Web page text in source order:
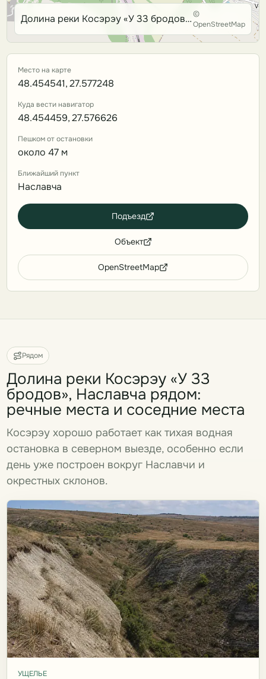
Долина реки Косэрэу «У 33 бродов», Наславча©
OpenStreetMap
Место на карте
48.454541, 27.577248
Куда вести навигатор
48.454459, 27.576626
Пешком от остановки
около 47 м
Ближайший пункт
Наславча
Подъезд
Объект
OpenStreetMap
Рядом
Долина реки Косэрэу «У 33
бродов», Наславча рядом:
речные места и соседние места
Косэрэу хорошо работает как тихая водная
остановка в северном выезде, особенно если
день уже построен вокруг Наславчи и
окрестных склонов.
УЩЕЛЬЕ